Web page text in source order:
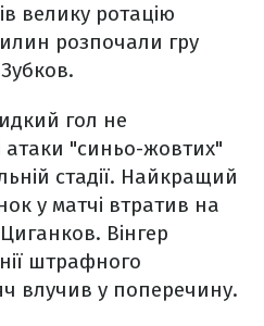
велику ротацію
розпочали гру
гол не
"синьо-жовтих"
стадії. Найкращий
у матчі втратив на
Вінгер
штрафного
влучив у поперечину.